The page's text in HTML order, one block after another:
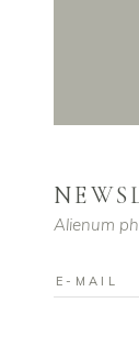
Alienum